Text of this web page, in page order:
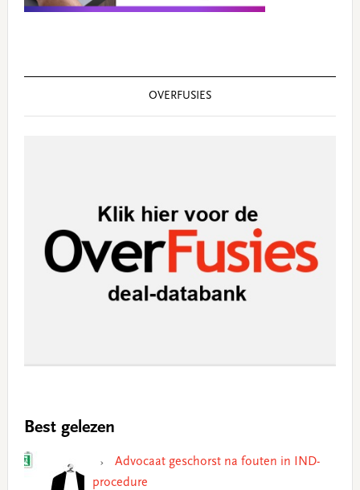
OVERFUSIES
Best gelezen
Advocaat geschorst na fouten in IND-
procedure